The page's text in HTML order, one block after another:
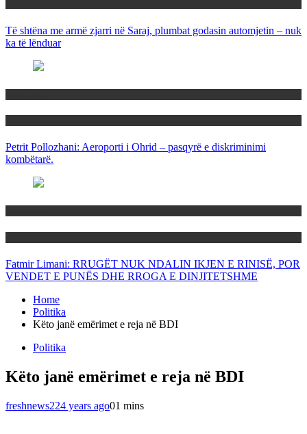
Të shtëna me armë zjarri në Saraj, plumbat godasin automjetin – nuk
ka të lënduar
Petrit Pollozhani: Aeroporti i Ohrid – pasqyrë e diskriminimi
kombëtarë.
Fatmir Limani: RRUGËT NUK NDALIN IKJEN E RINISË, POR
VENDET E PUNËS DHE RROGA E DINJITETSHME
Home
Politika
Këto janë emërimet e reja në BDI
Politika
Këto janë emërimet e reja në BDI
freshnews224 years ago01 mins